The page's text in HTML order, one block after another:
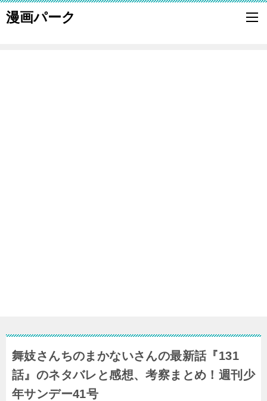
漫画パーク
舞妓さんちのまかないさんの最新話『131
話』のネタバレと感想、考察まとめ！週刊少
年サンデー41号